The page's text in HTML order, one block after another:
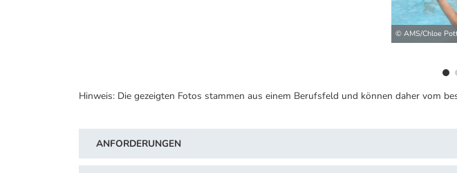
© AMS/Chloe
Hinweis: Die gezeigten Fotos stammen aus einem Berufsfeld und können daher vom
ANFORDERUNGEN